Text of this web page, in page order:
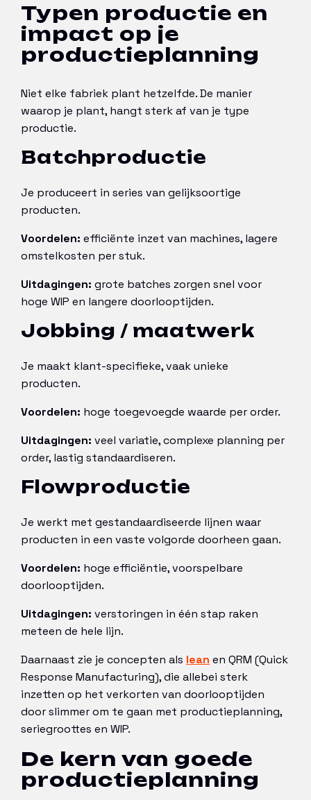
Typen productie en
impact op je
productieplanning
Niet elke fabriek plant hetzelfde. De manier
waarop je plant, hangt sterk af van je type
productie.
Batchproductie
Je produceert in series van gelijksoortige
producten.
Voordelen: efficiënte inzet van machines, lagere
omstelkosten per stuk.
Uitdagingen: grote batches zorgen snel voor
hoge WIP en langere doorlooptijden.
Jobbing / maatwerk
Je maakt klant-specifieke, vaak unieke
producten.
Voordelen: hoge toegevoegde waarde per order.
Uitdagingen: veel variatie, complexe planning per
order, lastig standaardiseren.
Flowproductie
Je werkt met gestandaardiseerde lijnen waar
producten in een vaste volgorde doorheen gaan.
Voordelen: hoge efficiëntie, voorspelbare
doorlooptijden.
Uitdagingen: verstoringen in één stap raken
meteen de hele lijn.
Daarnaast zie je concepten als lean en QRM (Quick
Response Manufacturing), die allebei sterk
inzetten op het verkorten van doorlooptijden
door slimmer om te gaan met productieplanning,
seriegroottes en WIP.
De kern van goede
productieplanning